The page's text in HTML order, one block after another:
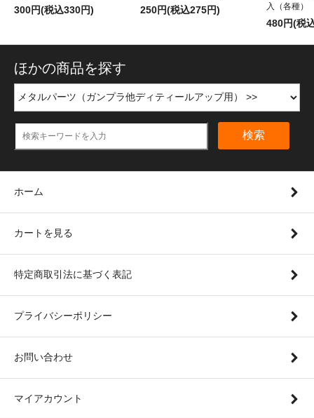
300円(税込330円) 250円(税込275円)
入（各種）
480円(税
ほかの商品を探す
検索
ホーム
カートを見る
特定商取引法に基づく表記
プライバシーポリシー
お問い合わせ
マイアカウント